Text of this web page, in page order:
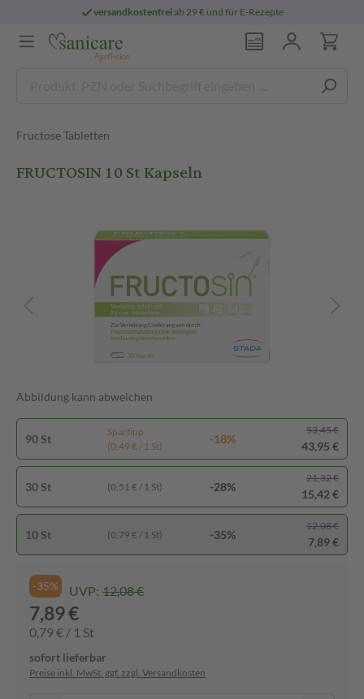
versandkostenfreiab 29 € und für E-Rezepte
Fructose Tabletten
FRUCTOSIN 10 St Kapseln
Abbildung kann abweichen
90 St
Spartipp
(0,49 € / 1 St)
-18%
53,45 €
43,95 €
30 St (0,51 € / 1 St) -28%
21,32 €
15,42 €
10 St (0,79 € / 1 St) -35%
12,08 €
7,89 €
-35% UVP: 12,08 €
7,89 €
0,79 € / 1 St
sofort lieferbar
Preise inkl. MwSt. ggf. zzgl. Versandkosten